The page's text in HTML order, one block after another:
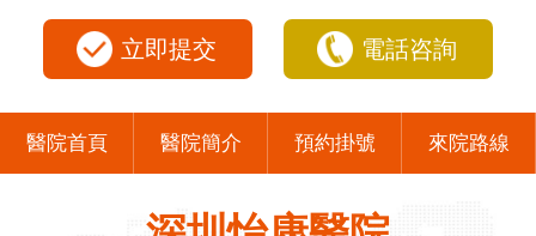
立即提交 電話咨詢
醫院首頁 醫院簡介 預約掛號 來院路線